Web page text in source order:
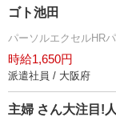
ゴト池田
パーソルエクセルHR
時給1,650円
派遣社員 / 大阪府
主婦 さん大注目!